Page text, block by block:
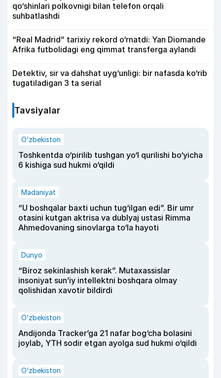
qo‘shinlari polkovnigi bilan telefon orqali
suhbatlashdi
“Real Madrid” tarixiy rekord o‘rnatdi: Yan Diomande
Afrika futbolidagi eng qimmat transferga aylandi
Detektiv, sir va dahshat uyg‘unligi: bir nafasda ko‘rib
tugatiladigan 3 ta serial
Tavsiyalar
O‘zbekiston
Toshkentda o‘pirilib tushgan yo‘l qurilishi bo‘yicha
6 kishiga sud hukmi o‘qildi
Madaniyat
“U boshqalar baxti uchun tug‘ilgan edi”. Bir umr
otasini kutgan aktrisa va dublyaj ustasi Rimma
Ahmedovaning sinovlarga to‘la hayoti
Dunyo
“Biroz sekinlashish kerak”. Mutaxassislar
insoniyat sun’iy intellektni boshqara olmay
qolishidan xavotir bildirdi
O‘zbekiston
Andijonda Tracker’ga 21 nafar bog‘cha bolasini
joylab, YTH sodir etgan ayolga sud hukmi o‘qildi
O‘zbekiston